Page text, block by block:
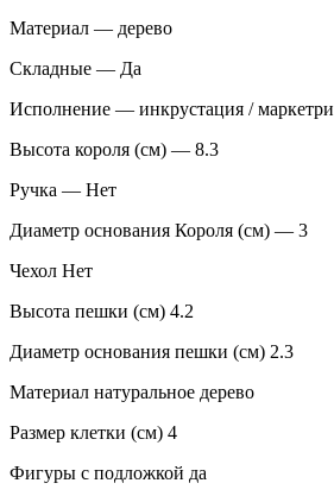
Материал — дерево
Складные — Да
Исполнение — инкрустация / маркетри
Высота короля (см) — 8.3
Ручка — Нет
Диаметр основания Короля (см) — 3
Чехол Нет
Высота пешки (см) 4.2
Диаметр основания пешки (см) 2.3
Материал натуральное дерево
Размер клетки (см) 4
Фигуры с подложкой да